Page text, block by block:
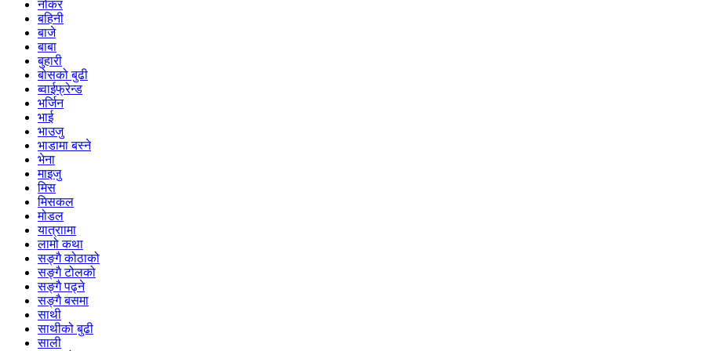
नोकर
बहिनी
बाजे
बाबा
बुहारी
बोसको बुढी
ब्वाईफ्रेन्ड
भर्जिन
भाई
भाउजु
भाडामा बस्ने
भेना
माइजु
मिस
मिसकल
मोडल
यात्राामा
लामो कथा
सङ्गै कोठाको
सङ्गै टोलको
सङ्गै पढ्ने
सङ्गै बसमा
साथी
साथीको बुढी
साली